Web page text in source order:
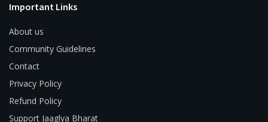
Important Links
About us
Community Guidelines
Contact
Privacy Policy
Refund Policy
Support Jaaglya Bharat